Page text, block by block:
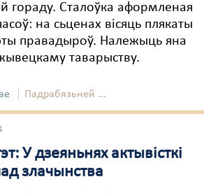
гораду. Сталоўка аформленая
на сьценах вісяць плякаты
правадыроў. Належыць яна
таварыству.
Падрабязьней ...
У дзеяньнях актывісткі
злачынства